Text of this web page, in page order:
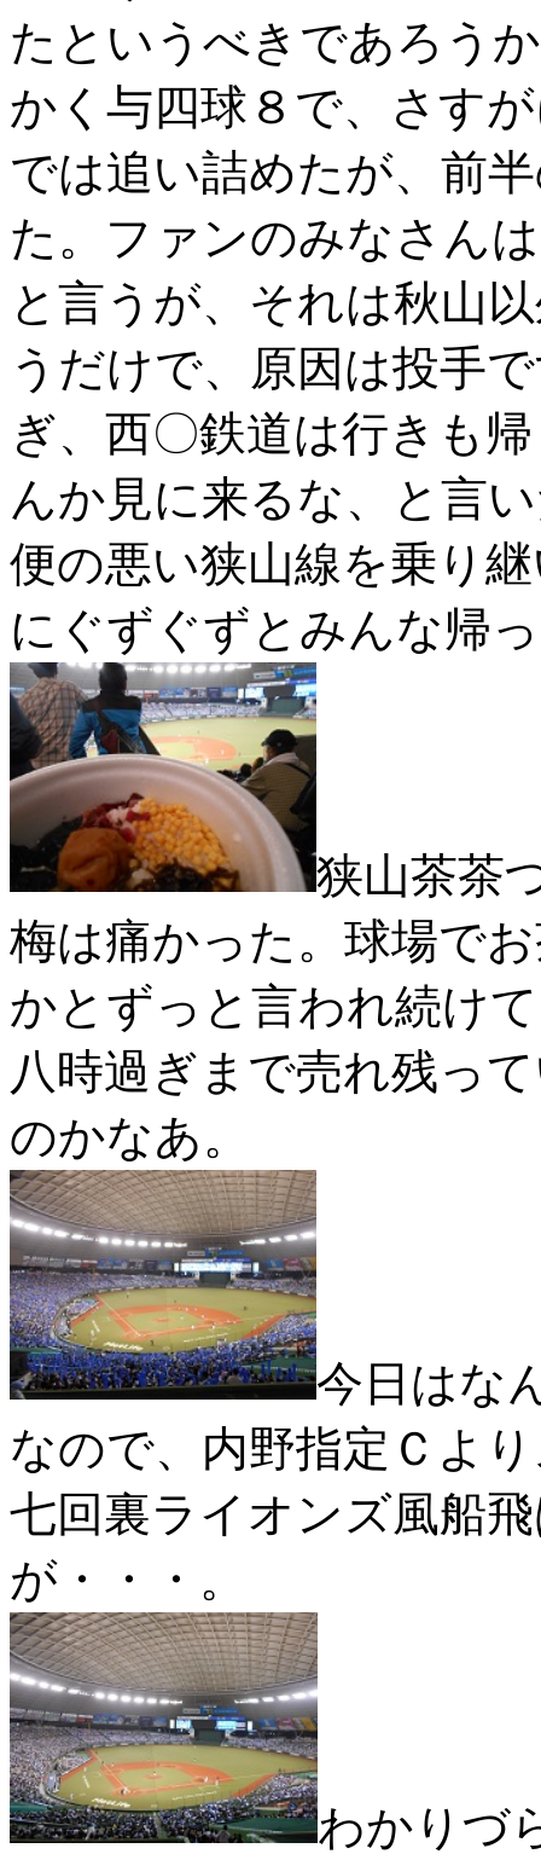
たというべきであろう
かく与四球８で、さす
では追い詰めたが、前
た。ファンのみなさん
と言うが、それは秋山
うだけで、原因は投手
ぎ、西〇鉄道は行きも
んか見に来るな、と言
便の悪い狭山線を乗り
にぐずぐずとみんな帰
狭山茶茶
梅は痛かった。球場で
かとずっと言われ続け
八時過ぎまで売れ残っ
のかなあ。
今日はな
なので、内野指定Ｃよ
七回裏ライオンズ風船
が・・・。
わかりづ